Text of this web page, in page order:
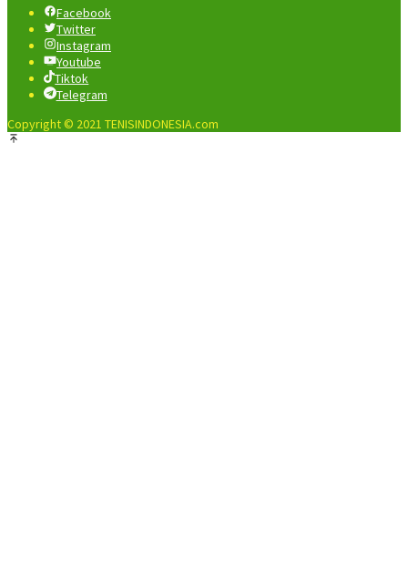
Facebook
Twitter
Instagram
Youtube
Tiktok
Telegram
Copyright © 2021 TENISINDONESIA.com